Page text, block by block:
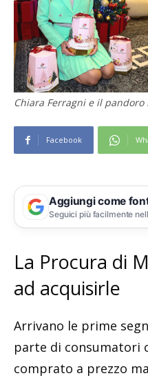
Chiara Ferragni e il pandoro
Facebook
Aggiungi come
Seguici più facilmente
La Procura di
ad acquisirle
Arrivano le prime
parte di consumatori
comprato a prezzo